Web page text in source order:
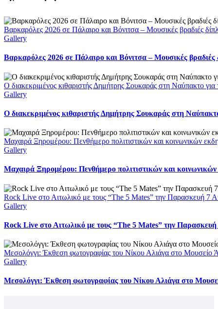
Βαρκαρόλες 2026 σε Πάλαιρο και Βόνιτσα – Μουσικές βραδιές
Gallery
Βαρκαρόλες 2026 σε Πάλαιρο και Βόνιτσα – Μουσικές
Ο διακεκριμένος κιθαριστής Δημήτρης Σουκαράς στη Ναύπακτο
Gallery
Ο διακεκριμένος κιθαριστής Δημήτρης Σουκαράς στη
Μαχαιρά Ξηρομέρου: Πενθήμερο πολιτιστικών και κοινωνικών
Gallery
Μαχαιρά Ξηρομέρου: Πενθήμερο πολιτιστικών και
Rock Live στο Αιτωλικό με τους “The 5 Mates” την Παρασκευή 7
Gallery
Rock Live στο Αιτωλικό με τους “The 5 Mates” την
Μεσολόγγι: Έκθεση φωτογραφίας του Νίκου Αλιάγα στο Μουσείο
Gallery
Μεσολόγγι: Έκθεση φωτογραφίας του Νίκου Αλιάγα στο